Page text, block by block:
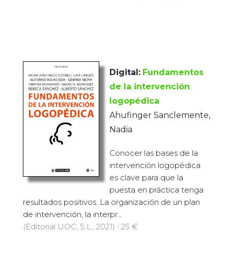
Digital: Fundamentos
de la intervención
logopédica
Ahufinger Sanclemente,
Nadia
Conocer las bases de la
intervención logopédica
es clave para que la
puesta en práctica tenga
resultados positivos. La organización de un plan
de intervención, la interpr...
(Editorial UOC, S.L., 2021) · 25 €